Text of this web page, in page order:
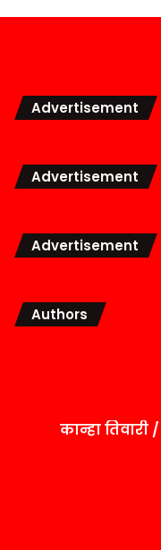
Advertisement
Advertisement
Advertisement
Authors
कान्हा